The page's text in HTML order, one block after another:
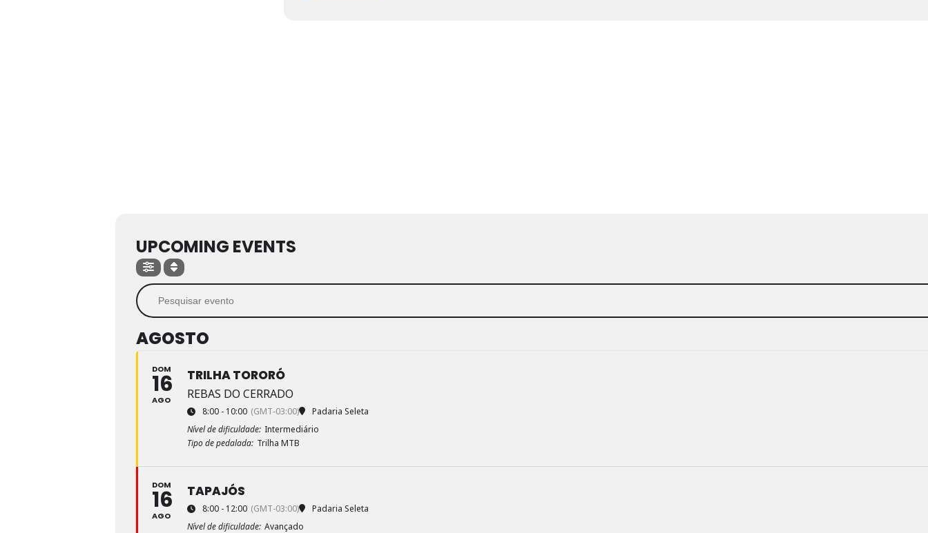
UPCOMING EVENTS
AGOSTO
DOM
16
AGO
TRILHA TORORÓ
REBAS DO CERRADO
8:00 - 10:00 (GMT-03:00)
Padaria Seleta
Nível de dificuldade: Intermediário
Tipo de pedalada: Trilha MTB
DOM
16
AGO
TAPAJÓS
8:00 - 12:00 (GMT-03:00)
Padaria Seleta
Nível de dificuldade: Avançado